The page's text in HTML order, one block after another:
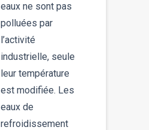
eaux ne sont pas
polluées par
l’activité
industrielle, seule
leur température
est modifiée. Les
eaux de
refroidissement